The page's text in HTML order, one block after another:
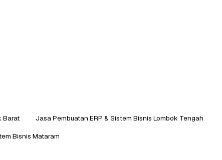
Barat
Jasa Pembuatan ERP & Sistem Bisnis Lombok Tengah
Bisnis Mataram